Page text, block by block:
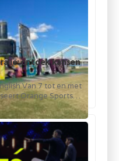
ontdek kansen
Van 7 tot en met
Orange Sports